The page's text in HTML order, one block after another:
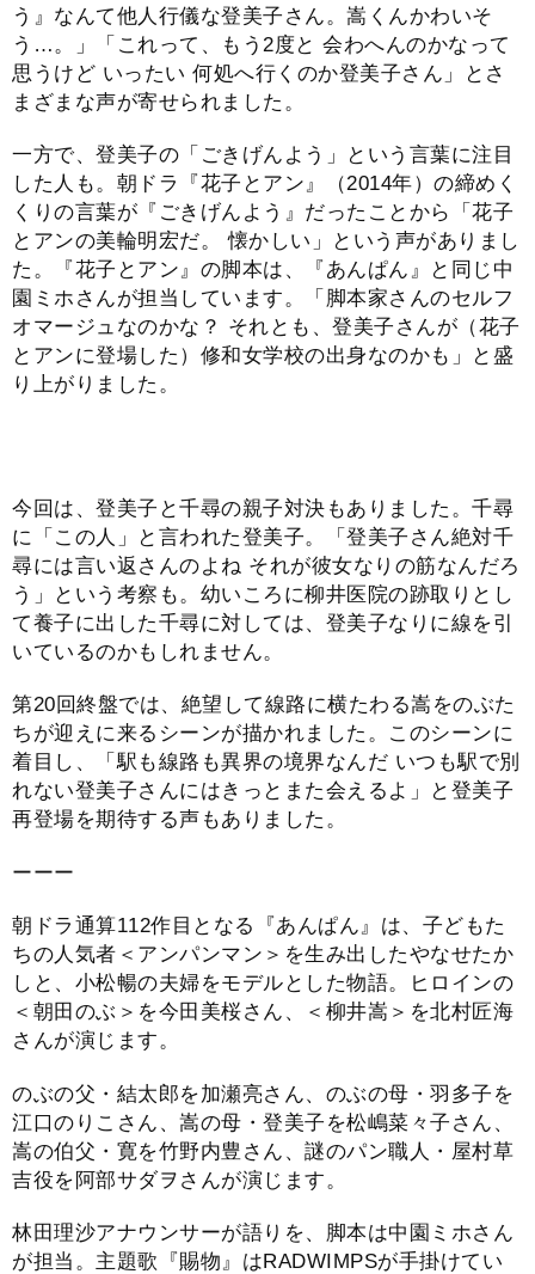
う』なんて他人行儀な登美子さん。嵩くんかわいそ
う…。」「これって、もう2度と 会わへんのかなって
思うけど いったい 何処へ行くのか登美子さん」とさ
まざまな声が寄せられました。
一方で、登美子の「ごきげんよう」という言葉に注目
した人も。朝ドラ『花子とアン』（2014年）の締めく
くりの言葉が『ごきげんよう』だったことから「花子
とアンの美輪明宏だ。 懐かしい」という声がありまし
た。『花子とアン』の脚本は、『あんぱん』と同じ中
園ミホさんが担当しています。「脚本家さんのセルフ
オマージュなのかな？ それとも、登美子さんが（花子
とアンに登場した）修和女学校の出身なのかも」と盛
り上がりました。
今回は、登美子と千尋の親子対決もありました。千尋
に「この人」と言われた登美子。「登美子さん絶対千
尋には言い返さんのよね それが彼女なりの筋なんだろ
う」という考察も。幼いころに柳井医院の跡取りとし
て養子に出した千尋に対しては、登美子なりに線を引
いているのかもしれません。
第20回終盤では、絶望して線路に横たわる嵩をのぶた
ちが迎えに来るシーンが描かれました。このシーンに
着目し、「駅も線路も異界の境界なんだ いつも駅で別
れない登美子さんにはきっとまた会えるよ」と登美子
再登場を期待する声もありました。
ーーー
朝ドラ通算112作目となる『あんぱん』は、子どもた
ちの人気者＜アンパンマン＞を生み出したやなせたか
しと、小松暢の夫婦をモデルとした物語。ヒロインの
＜朝田のぶ＞を今田美桜さん、＜柳井嵩＞を北村匠海
さんが演じます。
のぶの父・結太郎を加瀬亮さん、のぶの母・羽多子を
江口のりこさん、嵩の母・登美子を松嶋菜々子さん、
嵩の伯父・寛を竹野内豊さん、謎のパン職人・屋村草
吉役を阿部サダヲさんが演じます。
林田理沙アナウンサーが語りを、脚本は中園ミホさん
が担当。主題歌『賜物』はRADWIMPSが手掛けてい